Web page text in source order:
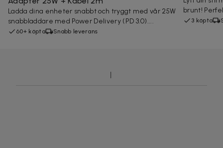
Ladda dina enheter snabbt och tryggt med vår 25W
snabbladdare med Power Delivery (PD 3.0)....
60+ köpta Snabb leverans
brunt!
3 köpta